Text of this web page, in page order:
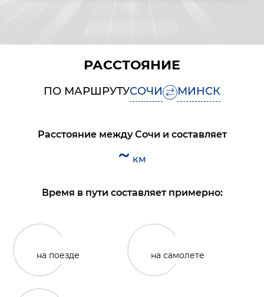
РАССТОЯНИЕ
ПО МАРШРУТУСОЧИ МИНСК
Расстояние междуСочи и составляет
~ км
Время в пути составляет примерно:
на поезде на самолете